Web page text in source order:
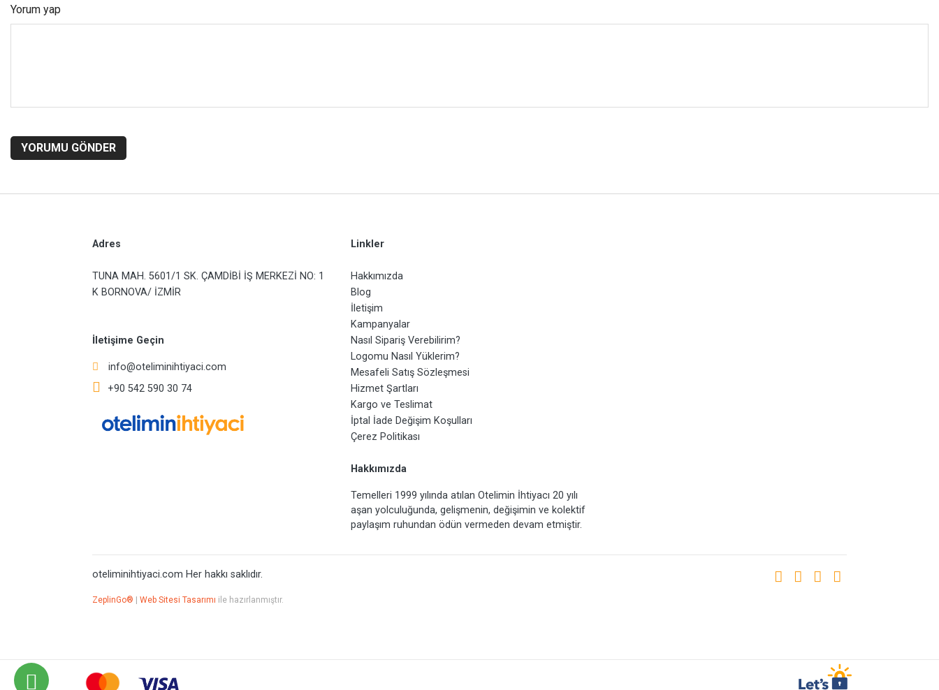
Yorum yap
YORUMU GÖNDER
Adres
TUNA MAH. 5601/1 SK. ÇAMDİBİ İŞ MERKEZİ NO: 1
K BORNOVA/ İZMİR
İletişime Geçin
info@oteliminihtiyaci.com
+90 542 590 30 74
Linkler
Hakkımızda
Blog
İletişim
Kampanyalar
Nasıl Sipariş Verebilirim?
Logomu Nasıl Yüklerim?
Mesafeli Satış Sözleşmesi
Hizmet Şartları
Kargo ve Teslimat
İptal İade Değişim Koşulları
Çerez Politikası
Hakkımızda
Temelleri 1999 yılında atılan Otelimin İhtiyacı 20 yılı
aşan yolculuğunda, gelişmenin, değişimin ve kolektif
paylaşım ruhundan ödün vermeden devam etmiştir.
oteliminihtiyaci.com Her hakkı saklıdır.
ZeplinGo® | Web Sitesi Tasarımı ile hazırlanmıştır.